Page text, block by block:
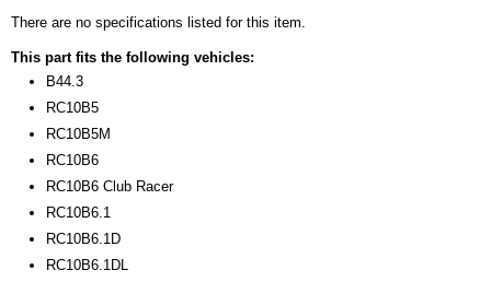
There are no specifications listed for this item.
This part fits the following vehicles:
B44.3
RC10B5
RC10B5M
RC10B6
RC10B6 Club Racer
RC10B6.1
RC10B6.1D
RC10B6.1DL